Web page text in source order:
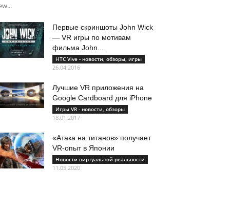
Первые скриншоты John Wick
— VR игры по мотивам
фильма John...
HTC Vive - новости, обзоры, игры
26.04.2016
Лучшие VR приложения на
Google Cardboard для iPhone
Игры VR - новости, обзоры
18.01.2017
«Атака на титанов» получает
VR-опыт в Японии
Новости виртуальной реальности
11.05.2020